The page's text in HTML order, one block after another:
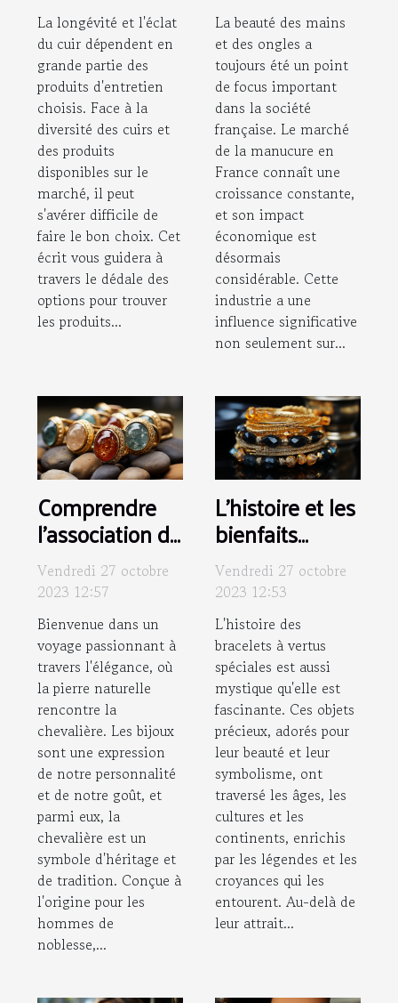
Adaptés à
Votre Type de
Cuir
La longévité et l'éclat
du cuir dépendent en
grande partie des
produits d'entretien
choisis. Face à la
diversité des cuirs et
des produits
disponibles sur le
marché, il peut
s'avérer difficile de
faire le bon choix. Cet
écrit vous guidera à
travers le dédale des
options pour trouver
les produits...
manucure en
France
La beauté des mains
et des ongles a
toujours été un point
de focus important
dans la société
française. Le marché
de la manucure en
France connaît une
croissance constante,
et son impact
économique est
désormais
considérable. Cette
industrie a une
influence significative
non seulement sur...
Comprendre
l'association de
la pierre
naturelle et la
chevalière : Un
guide de style
Vendredi 27 octobre
2023 12:57
Bienvenue dans un
voyage passionnant à
travers l'élégance, où
la pierre naturelle
rencontre la
chevalière. Les bijoux
sont une expression
de notre personnalité
et de notre goût, et
parmi eux, la
chevalière est un
symbole d'héritage et
de tradition. Conçue à
l'origine pour les
hommes de
noblesse,...
L'histoire et les
bienfaits
mystiques des
bracelets à
vertus
spéciales
Vendredi 27 octobre
2023 12:53
L'histoire des
bracelets à vertus
spéciales est aussi
mystique qu'elle est
fascinante. Ces objets
précieux, adorés pour
leur beauté et leur
symbolisme, ont
traversé les âges, les
cultures et les
continents, enrichis
par les légendes et les
croyances qui les
entourent. Au-delà de
leur attrait...